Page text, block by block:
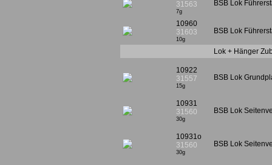
31563
7g
BSB Lok
10960
31603
10g
BSB Lok
Lok + Hänger
10922
31557
15g
BSB Lok
10931
31560
30g
BSB Lok
10931o
31560
30g
BSB Lok